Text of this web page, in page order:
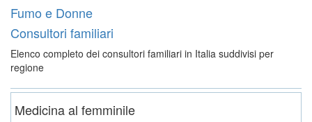
Fumo e Donne
Consultori familiari
Elenco completo dei consultori familiari in Italia suddivisi per
regione
Medicina al femminile